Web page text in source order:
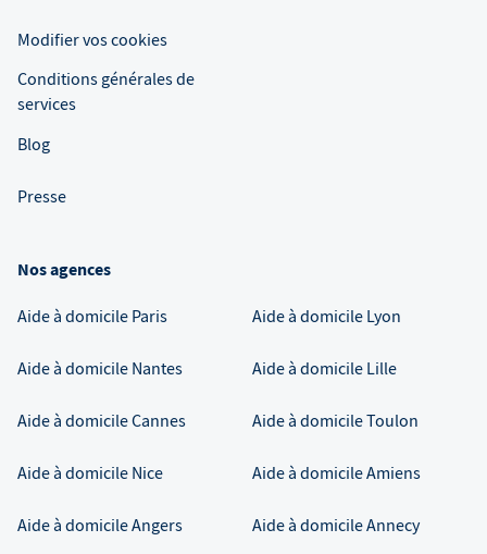
Modifier vos cookies
Conditions générales de
services
Blog
Presse
Nos agences
Aide à domicile Paris Aide à domicile Lyon
Aide à domicile Nantes Aide à domicile Lille
Aide à domicileCannes Aide à domicileToulon
Aide à domicile Nice Aide à domicileAmiens
Aide à domicileAngers Aide à domicileAnnecy